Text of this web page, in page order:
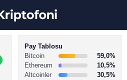
Pay Tablosu
Bitcoin
59,0%
Ethereum
10,5%
Altcoinler
30,5%